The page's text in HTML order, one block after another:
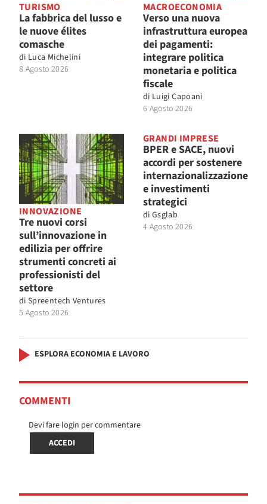
TURISMO
La fabbrica del lusso e
le nuove élites
comasche
di Luca Michelini
8 Agosto 2026
MACROECONOMIA
Verso una nuova
infrastruttura europea
dei pagamenti:
integrare politica
monetaria e politica
fiscale
di Luigi Capoani
6 Agosto 2026
INNOVAZIONE
Tre nuovi corsi
sull’innovazione in
edilizia per offrire
strumenti concreti ai
professionisti del
settore
di Spreentech Ventures
5 Agosto 2026
GRANDI IMPRESE
BPER e SACE, nuovi
accordi per sostenere
internazionalizzazione
e investimenti
strategici
di Gsglab
4 Agosto 2026
ESPLORA ECONOMIA E LAVORO
COMMENTI
Devi fare login per commentare
ACCEDI